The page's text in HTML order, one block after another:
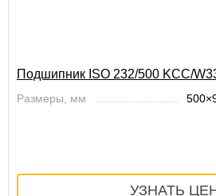
Подшипник ISO 232/500 KCC/
Размеры, мм